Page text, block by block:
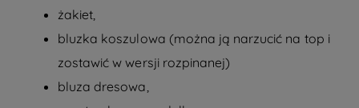
żakiet,
bluzka koszulowa (można ją narzucić na top i
zostawić w wersji rozpinanej)
bluza dresowa,